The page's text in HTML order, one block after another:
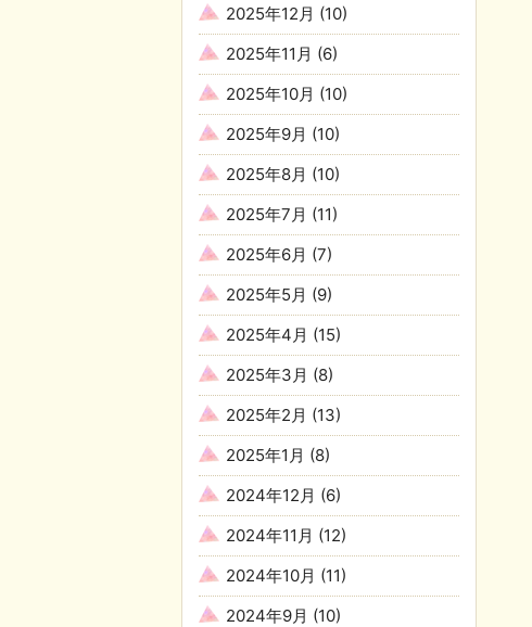
2025年12月 (10)
2025年11月 (6)
2025年10月 (10)
2025年9月 (10)
2025年8月 (10)
2025年7月 (11)
2025年6月 (7)
2025年5月 (9)
2025年4月 (15)
2025年3月 (8)
2025年2月 (13)
2025年1月 (8)
2024年12月 (6)
2024年11月 (12)
2024年10月 (11)
2024年9月 (10)